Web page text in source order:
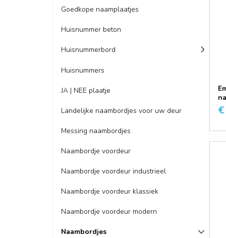
Goedkope naamplaatjes
Huisnummer beton
Huisnummerbord
Huisnummers
JA | NEE plaatje
Landelijke naambordjes voor uw deur
Messing naambordjes
Naambordje voordeur
Naambordje voordeur industrieel
Naambordje voordeur klassiek
Naambordje voordeur modern
Naambordjes